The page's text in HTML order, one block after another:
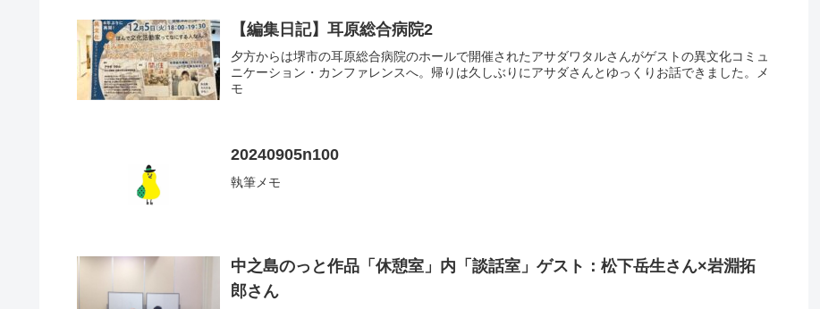
【編集日記】耳原総合病院2
夕方からは堺市の耳原総合病院のホールで開催されたアサダワタルさんがゲストの異文化コミュ
ニケーション・カンファレンスへ。帰りは久しぶりにアサダさんとゆっくりお話できました。メ
モ
20240905n100
執筆メモ
中之島のっと作品「休憩室」内「談話室」ゲスト：松下岳生さん×岩淵拓
郎さん